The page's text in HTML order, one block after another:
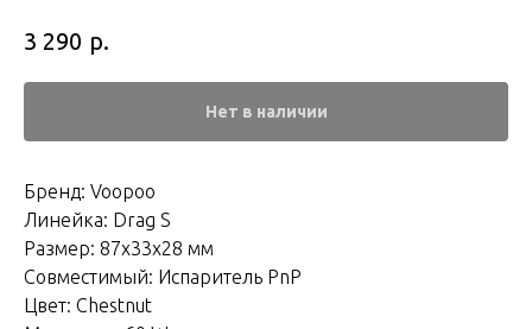
3 290 р.
Нет в наличии
Бренд: Voopoo
Линейка: Drag S
Размер: 87x33x28 мм
Совместимый: Испаритель PnP
Цвет: Chestnut